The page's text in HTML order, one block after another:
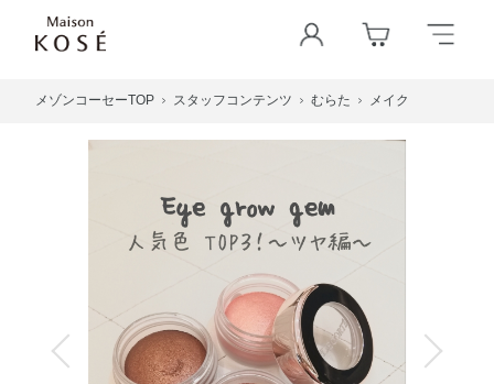
メゾンコーセーTOP スタッフコンテンツ むらた メイク